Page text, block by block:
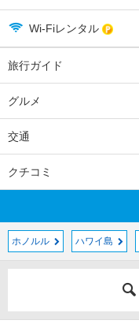
Wi-Fiレンタル
旅行ガイド
グルメ
交通
クチコミ
ホノルル ハワイ島